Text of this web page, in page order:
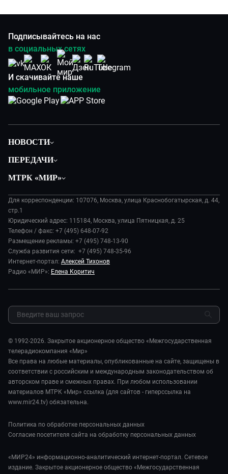
Подписывайтесь на нас
в социальных сетях
И скачивайте наше
мобильное приложение
НОВОСТИ
Экономика
Происшествия
В содружестве
В мире
Наука и технологии
Здоровье и медицина
Спорт
Шоу-бизнес
Стиль жизни
Сад и огород
ПЕРЕДАЧИ
Дела судебные
Диктор делает
Игра в кино
Игра в кино. Мультфильмы
Исторический детектив
Миллион за 5 минут
Мировое соглашение
Предварительный диагноз
Пять причин поехать в...
МТРК «МИР»
История
Руководство
Новости компании
Пресса о нас
Карьера
Реклама
Закупки и тендеры
Обратная связь
Для корреспонденции: 107076, Москва, улица Краснобогатырская, д. 44,
стр.1
Юридический адрес: 115184, Москва, улица Пятницкая, д. 25
Телефон / факс: +7 (495) 648-07-92
Размещение рекламы: +7 (495) 748-13-90
Служба развития сети: +7 (495) 748-35-96
Интернет-портал: Алексей Тихонов
Радио «МИР»: Елена Коритич
© 1992-2026. Закрытое акционерное общество «Межгосударственная
телерадиокомпания «Мир»
Все права на любые материалы, опубликованные на сайте, защищены в
соответствии с российским и международным законодательством об
авторском праве и смежных правах. При любом использовании
материалов МТРК «Мир» ссылка (для сайтов - гиперссылка на
www.mir24.tv) обязательна.
Политика по обработке персональных данных
Согласие посетителя сайта на обработку персональных данных
«МИР24» информационно-аналитический интернет-портал. Сетевое
издание. Закрытое акционерное общество «Межгосударственная